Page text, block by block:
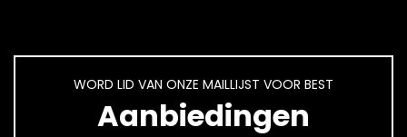
WORD LID VAN ONZE MAILLIJST VOOR BEST
Aanbiedingen